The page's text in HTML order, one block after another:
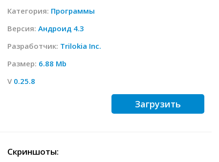
Категория: Программы
Версия: Андроид 4.3
Разработчик: Trilokia Inc.
Размер: 6.88 Mb
V 0.25.8
Загрузить
Скриншоты: